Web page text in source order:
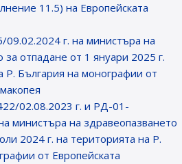
11.5) на Европейската
г. на министъра на
за отпадане от 1 януари 2025 г.
Р. България на монографии от
02.08.2023 г. и РД-01-
министъра на здравеопазването
2024 г. на територията на Р.
от Европейската